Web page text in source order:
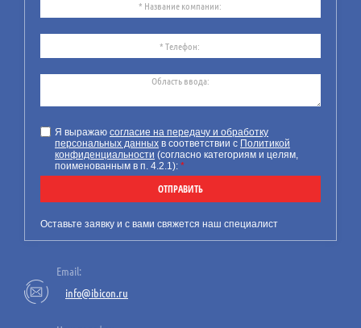
документации на маломерное
Компания ИБИКОН
предлагает Вашему
вниманию информацию по
новым обязательным
требованиям к технической
маломерные суда.
Я выражаю согласие на передачу и обработку
персональных данных в соответствии с Политикой
конфиденциальности (согласно категориям и целям,
поименованным в п. 4.2.1): *
ОТПРАВИТЬ
Оставьте заявку и с вами свяжется наш специалист
Email:
info@ibicon.ru